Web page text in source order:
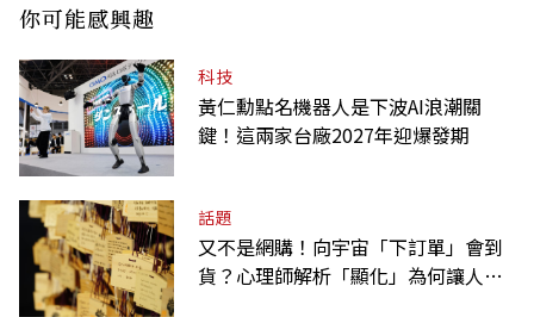
你可能感興趣
科技
黃仁勳點名機器人是下波AI浪潮關
鍵！這兩家台廠2027年迎爆發期
話題
又不是網購！向宇宙「下訂單」會到
貨？心理師解析「顯化」為何讓人無